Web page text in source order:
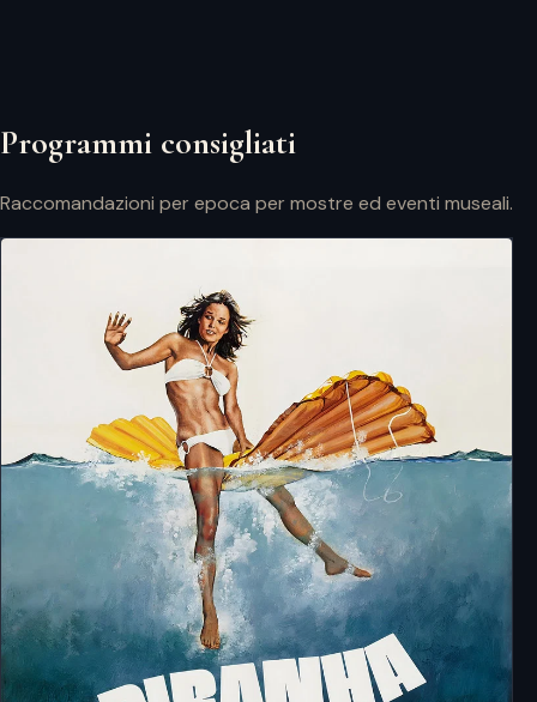
Programmi consigliati
Raccomandazioni per epoca per mostre ed eventi museali.